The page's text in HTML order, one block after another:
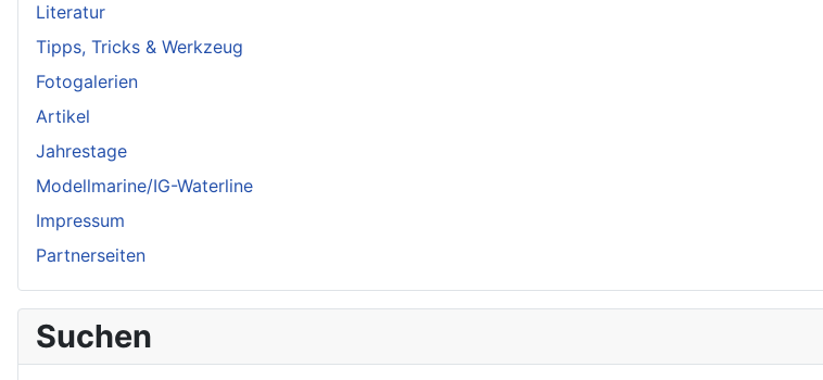
Literatur
Tipps, Tricks & Werkzeug
Fotogalerien
Artikel
Jahrestage
Modellmarine/IG-Waterline
Impressum
Partnerseiten
Suchen